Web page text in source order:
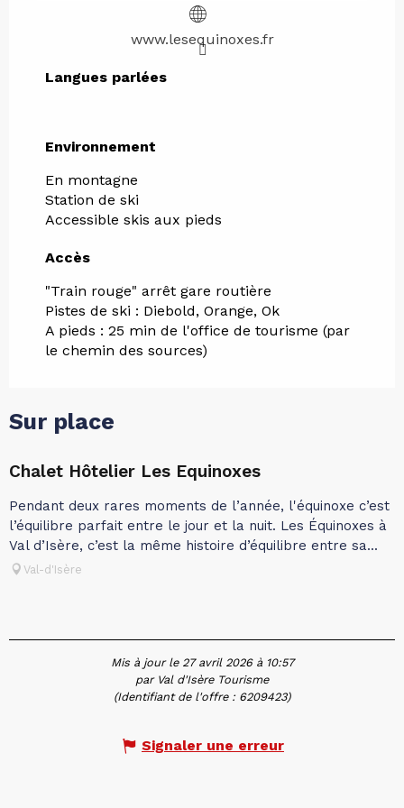
www.lesequinoxes.fr
Langues parlées
Langues parlées
Environnement
Environnement
En montagne
Station de ski
Accessible skis aux pieds
Accès
Accès
"Train rouge" arrêt gare routière
Pistes de ski : Diebold, Orange, Ok
A pieds : 25 min de l'office de tourisme (par
le chemin des sources)
Sur place
Chalet Hôtelier Les Equinoxes
Pendant deux rares moments de l’année, l'équinoxe c’est
l’équilibre parfait entre le jour et la nuit. Les Équinoxes à
Val d’Isère, c’est la même histoire d’équilibre entre sa...
Val-d'Isère
Mis à jour le 27 avril 2026 à 10:57
par Val d'Isère Tourisme
(Identifiant de l'offre : 6209423)
Signaler une erreur